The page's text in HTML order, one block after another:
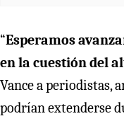
“Esperamos
en la cuestión del
Vance a periodistas,
podrían extenderse